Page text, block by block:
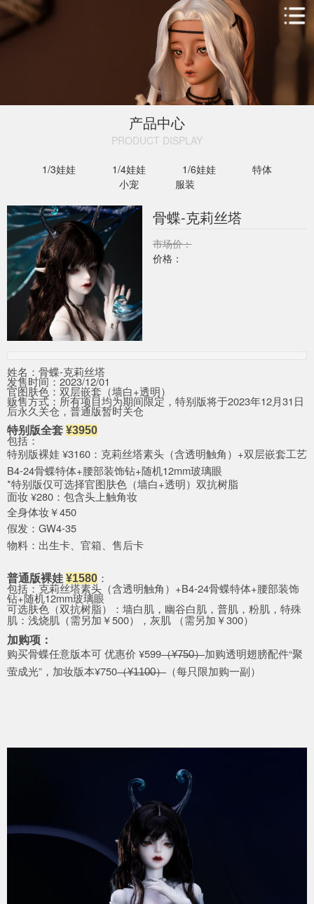
产品中心
PRODUCT DISPLAY​
1/3娃娃 1/4娃娃 1/6娃娃
特体
小宠
服装
骨蝶-克莉丝塔
市场价：
价格：
姓名：骨蝶-克莉丝塔
发售时间：2023/12/01
官图肤色：双层嵌套（墙白+透明）
贩售方式：所有项目均为期间限定，特别版将于2023年12月31日
后永久关仓，普通版暂时关仓
特别版全套 ¥3950
包括：
特别版裸娃 ¥3160：克莉丝塔素头（含透明触角）+双层嵌套工艺
B4-24骨蝶特体+腰部装饰钻+随机12mm玻璃眼
*特别版仅可选择官图肤色（墙白+透明）双抗树脂
面妆 ¥280：包含头上触角妆
全身体妆￥450
假发：GW4-35
物料：出生卡、官箱、售后卡
普通版裸娃 ¥1580 ：
包括：克莉丝塔素头（含透明触角）+B4-24骨蝶特体+腰部装饰
钻+随机12mm玻璃眼
可选肤色（双抗树脂）：墙白肌，幽谷白肌，普肌，粉肌，特殊
肌：浅烧肌（需另加￥500），灰肌 （需另加￥300）
加购项：
购买骨蝶任意版本可 优惠价 ¥599（¥750）加购透明翅膀配件“聚
萤成光”， 加妆版本¥750（¥1100） （每只限加购一副）